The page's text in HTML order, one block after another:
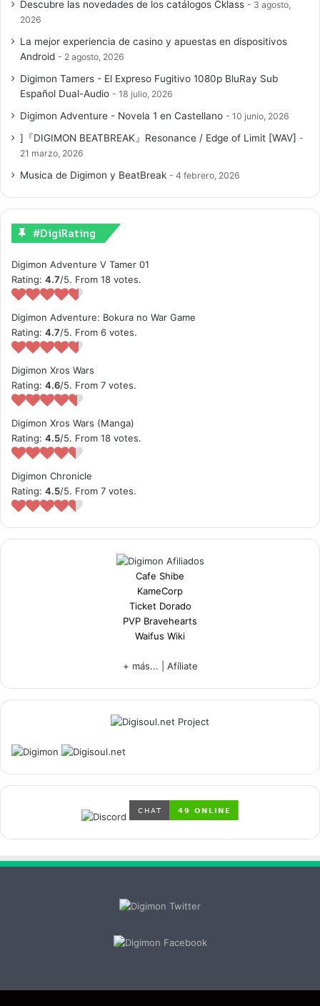
Descubre las novedades de los catálogos Cklass
3 agosto,
2026
La mejor experiencia de casino y apuestas en dispositivos
Android
2 agosto, 2026
Digimon Tamers - El Expreso Fugitivo 1080p BluRay Sub
Español Dual-Audio
18 julio, 2026
Digimon Adventure - Novela 1 en Castellano 10 junio, 2026
]『DIGIMON BEATBREAK』Resonance / Edge of Limit [WAV]
21 marzo, 2026
Musica de Digimon y BeatBreak 4 febrero, 2026
#DigiRating
Digimon Adventure V Tamer 01
Rating: 4.7/5. From 18 votes.
Digimon Adventure: Bokura no War Game
Rating: 4.7/5. From 6 votes.
Digimon Xros Wars
Rating: 4.6/5. From 7 votes.
Digimon Xros Wars (Manga)
Rating: 4.5/5. From 18 votes.
Digimon Chronicle
Rating: 4.5/5. From 7 votes.
Cafe Shibe
KameCorp
Ticket Dorado
PVP Bravehearts
Waifus Wiki
+ más... Afíliate